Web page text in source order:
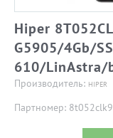
Hiper
G5905/4Gb/
610/LinAstra/
Производитель: HIPER
Партномер: